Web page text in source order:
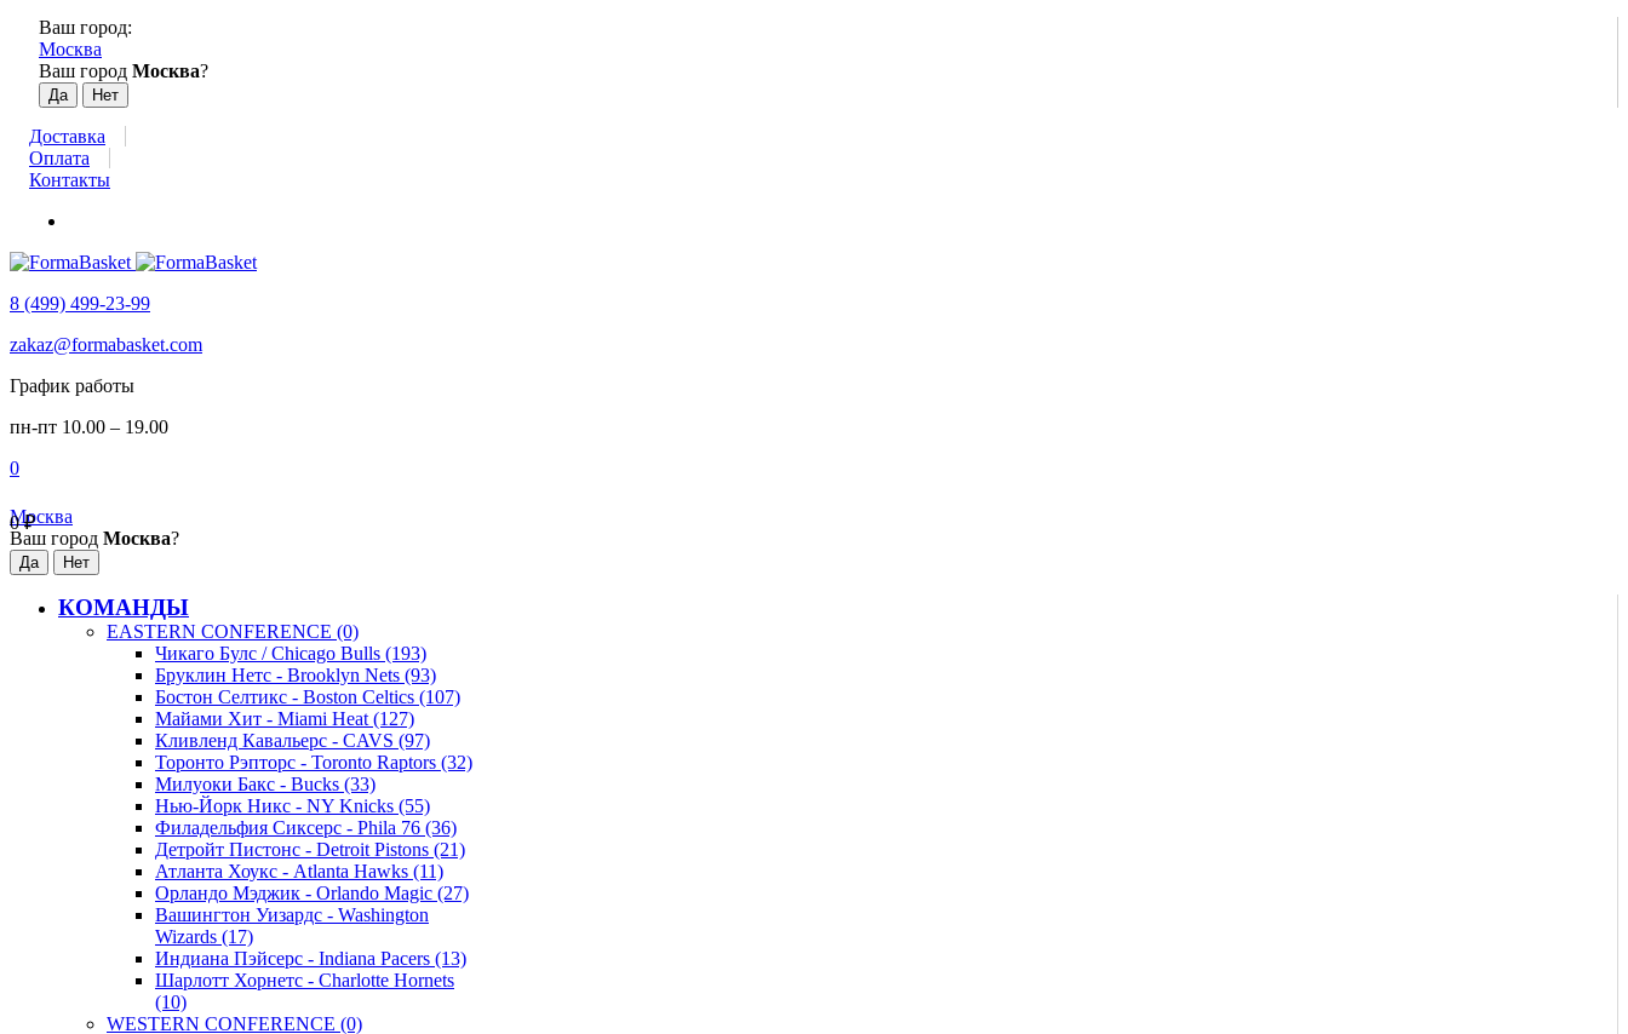
Ваш город:
Москва
Ваш город Москва?
Доставка
Оплата
Контакты
8 (499) 499-23-99
zakaz@formabasket.com
График работы
пн-пт 10.00 – 19.00
0
0₽
Москва
Ваш город Москва?
КОМАНДЫ
EASTERN CONFERENCE (0)
Чикаго Булс / Chicago Bulls (193)
Бруклин Нетс - Brooklyn Nets (93)
Бостон Селтикс - Boston Celtics (107)
Майами Хит - Miami Heat (127)
Кливленд Кавальерс - CAVS (97)
Торонто Рэпторс - Toronto Raptors (32)
Милуоки Бакс - Bucks (33)
Нью-Йорк Никс - NY Knicks (55)
Филадельфия Сиксерс - Phila 76 (36)
Детройт Пистонс - Detroit Pistons (21)
Атланта Хоукс - Atlanta Hawks (11)
Орландо Мэджик - Orlando Magic (27)
Вашингтон Уизардс - Washington
Wizards (17)
Индиана Пэйсерс - Indiana Pacers (13)
Шарлотт Хорнетс - Charlotte Hornets
(10)
WESTERN CONFERENCE (0)